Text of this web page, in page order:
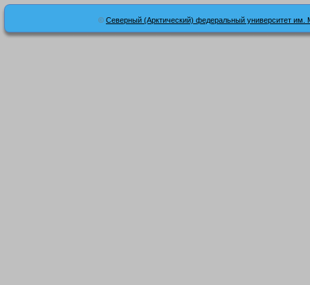
© Северный (Арктический) федеральный университет